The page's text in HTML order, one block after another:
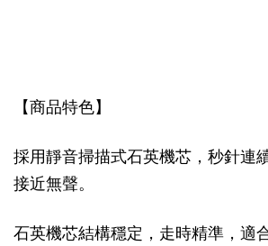
【商品特色】
採用靜音掃描式石英機芯，秒針連
接近無聲。
石英機芯結構穩定，走時精準，適